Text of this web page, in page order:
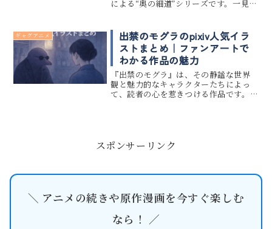
による“奥の細道”シリーズです。一見た
肉、そして松尾芭蕉という文化アイコ
ンの再解釈としても注目されていま...
ギャグアニメ
出禁のモグラのpixiv人気イラ
ストまとめ｜ファンアートで
わかる作品の魅力
『出禁のモグラ』は、その静謐な世界
観と魅力的なキャラクターたちによっ
て、読者の心を惹きつける作品です。
スポンサーリンク
＼ アニメの続きや原作漫画を今すぐ楽しむ
なら！ ／